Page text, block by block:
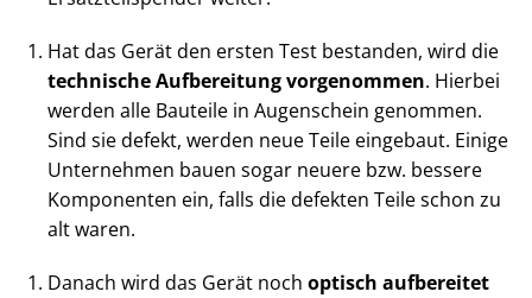
Hat das Gerät den ersten Test bestanden, wird die
technische Aufbereitung vorgenommen. Hierbei
werden alle Bauteile in Augenschein genommen.
Sind sie defekt, werden neue Teile eingebaut. Einige
Unternehmen bauen sogar neuere bzw. bessere
Komponenten ein, falls die defekten Teile schon zu
alt waren.
Danach wird das Gerät noch optisch aufbereitet